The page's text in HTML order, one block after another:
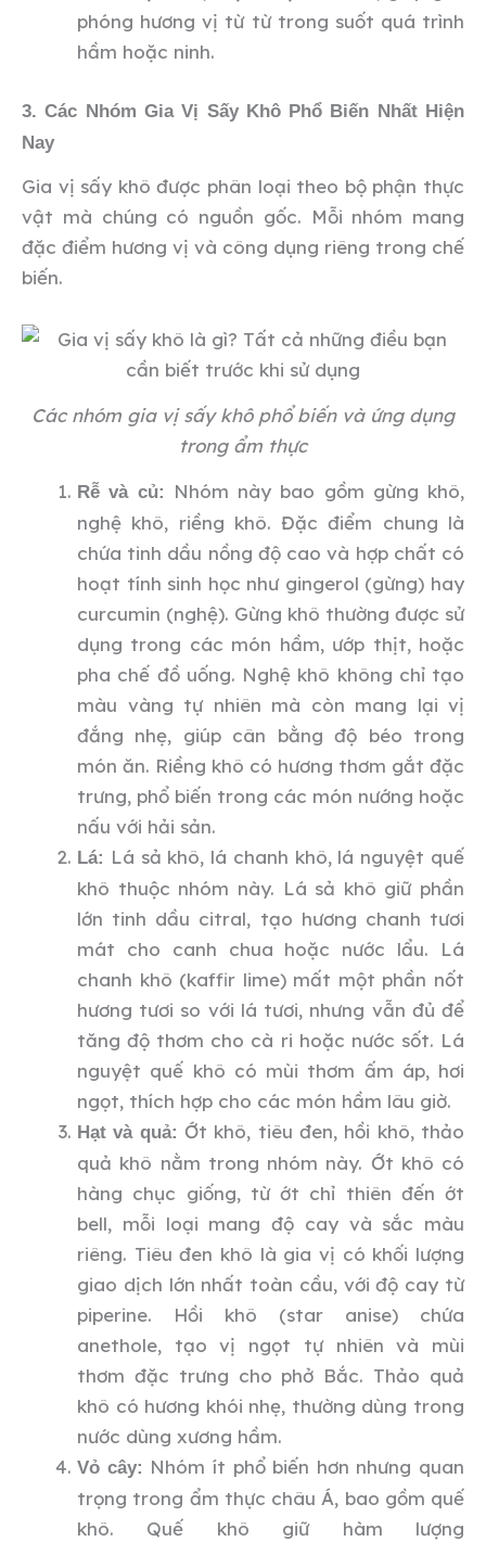
phóng hương vị từ từ trong suốt quá trình
hầm hoặc ninh.
3. Các Nhóm Gia Vị Sấy Khô Phổ Biến Nhất Hiện
Nay
Gia vị sấy khô được phân loại theo bộ phận thực
vật mà chúng có nguồn gốc. Mỗi nhóm mang
đặc điểm hương vị và công dụng riêng trong chế
biến.
Các nhóm gia vị sấy khô phổ biến và ứng dụng
trong ẩm thực
Rễ và củ:
Nhóm này bao gồm gừng khô,
nghệ khô, riềng khô. Đặc điểm chung là
chứa tinh dầu nồng độ cao và hợp chất có
hoạt tính sinh học như gingerol (gừng) hay
curcumin (nghệ). Gừng khô thường được sử
dụng trong các món hầm, ướp thịt, hoặc
pha chế đồ uống. Nghệ khô không chỉ tạo
màu vàng tự nhiên mà còn mang lại vị
đắng nhẹ, giúp cân bằng độ béo trong
món ăn. Riềng khô có hương thơm gắt đặc
trưng, phổ biến trong các món nướng hoặc
nấu với hải sản.
Lá: Lá sả khô, lá chanh khô, lá nguyệt quế
khô thuộc nhóm này. Lá sả khô giữ phần
lớn tinh dầu citral, tạo hương chanh tươi
mát cho canh chua hoặc nước lẩu. Lá
chanh khô (kaffir lime) mất một phần nốt
hương tươi so với lá tươi, nhưng vẫn đủ để
tăng độ thơm cho cà ri hoặc nước sốt. Lá
nguyệt quế khô có mùi thơm ấm áp, hơi
ngọt, thích hợp cho các món hầm lâu giờ.
Hạt và quả: Ớt khô, tiêu đen, hồi khô, thảo
quả khô nằm trong nhóm này. Ớt khô có
hàng chục giống, từ ớt chỉ thiên đến ớt
bell, mỗi loại mang độ cay và sắc màu
riêng. Tiêu đen khô là gia vị có khối lượng
giao dịch lớn nhất toàn cầu, với độ cay từ
piperine. Hồi khô (star anise) chứa
anethole, tạo vị ngọt tự nhiên và mùi
thơm đặc trưng cho phở Bắc. Thảo quả
khô có hương khói nhẹ, thường dùng trong
nước dùng xương hầm.
Vỏ cây: Nhóm ít phổ biến hơn nhưng quan
trọng trong ẩm thực châu Á, bao gồm quế
khô. Quế khô giữ hàm lượng